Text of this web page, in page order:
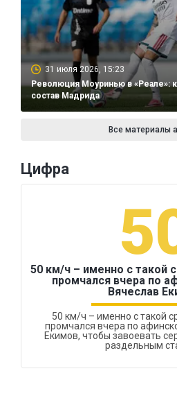
31 июля 2026, 15:23
Революция Моуринью в «Реале»:
состав Мадрида
Все материалы
Цифра
50 км/ч – именно с такой
промчался вчера по
Вячеслав
50 км/ч – именно с такой
промчался вчера по
Екимов, чтобы завоевать
раздельным